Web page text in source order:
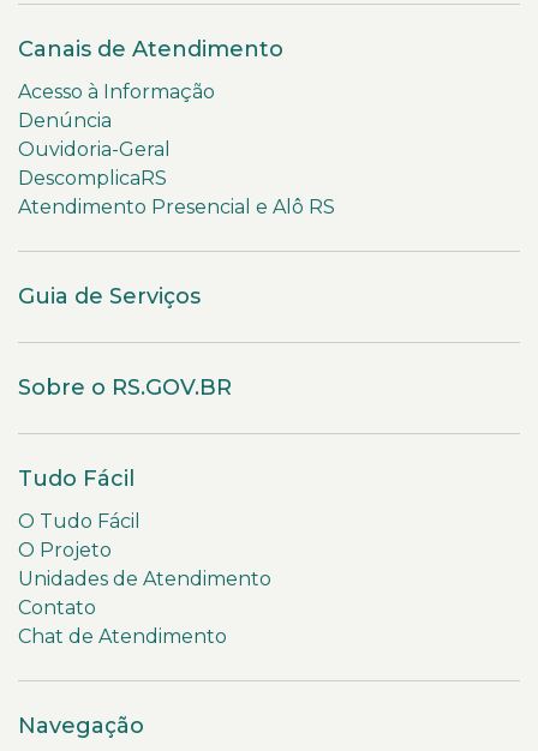
Canais de Atendimento
Acesso à Informação
Denúncia
Ouvidoria-Geral
DescomplicaRS
Atendimento Presencial e Alô RS
Guia de Serviços
Sobre o RS.GOV.BR
Tudo Fácil
O Tudo Fácil
O Projeto
Unidades de Atendimento
Contato
Chat de Atendimento
Navegação